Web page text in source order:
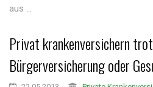
aus ...
Privat krankenversichern
Bürgerversicherung oder